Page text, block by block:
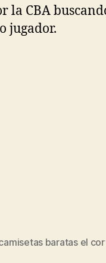
la CBA
jugador.
baratas el